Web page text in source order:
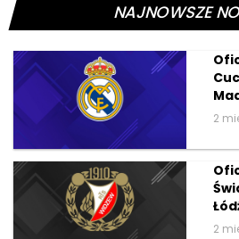
NAJNOWSZE
2
2